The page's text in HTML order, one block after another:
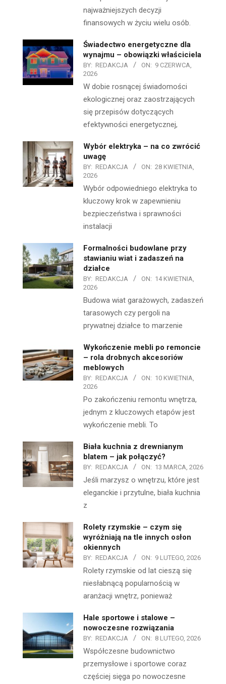
najważniejszych decyzji
finansowych w życiu wielu osób.
Świadectwo energetyczne dla
wynajmu – obowiązki właściciela
BY: REDAKCJA ON: 9 CZERWCA,
2026
W dobie rosnącej świadomości
ekologicznej oraz zaostrzających
się przepisów dotyczących
efektywności energetycznej,
Wybór elektryka – na co zwrócić
uwagę
BY: REDAKCJA ON: 28 KWIETNIA,
2026
Wybór odpowiedniego elektryka to
kluczowy krok w zapewnieniu
bezpieczeństwa i sprawności
instalacji
Formalności budowlane przy
stawianiu wiat i zadaszeń na
działce
BY: REDAKCJA ON: 14 KWIETNIA,
2026
Budowa wiat garażowych, zadaszeń
tarasowych czy pergoli na
prywatnej działce to marzenie
Wykończenie mebli po remoncie
– rola drobnych akcesoriów
meblowych
BY: REDAKCJA ON: 10 KWIETNIA,
2026
Po zakończeniu remontu wnętrza,
jednym z kluczowych etapów jest
wykończenie mebli. To
Biała kuchnia z drewnianym
blatem – jak połączyć?
BY: REDAKCJA ON: 13 MARCA, 2026
Jeśli marzysz o wnętrzu, które jest
eleganckie i przytulne, biała kuchnia
z
Rolety rzymskie – czym się
wyróżniają na tle innych osłon
okiennych
BY: REDAKCJA ON: 9 LUTEGO, 2026
Rolety rzymskie od lat cieszą się
niesłabnącą popularnością w
aranżacji wnętrz, ponieważ
Hale sportowe i stalowe –
nowoczesne rozwiązania
BY: REDAKCJA ON: 8 LUTEGO, 2026
Współczesne budownictwo
przemysłowe i sportowe coraz
częściej sięga po nowoczesne